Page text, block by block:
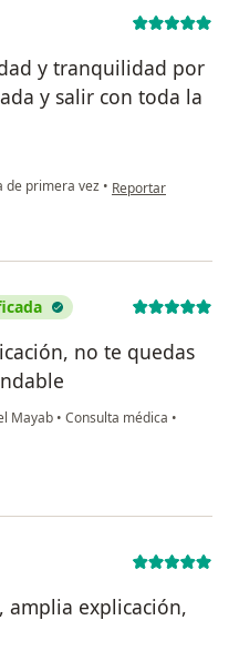
y tranquilidad por
y salir con toda la
de primera vez • en opinión del
Reportar
no te quedas
Mayab • Consulta médica •
explicación,